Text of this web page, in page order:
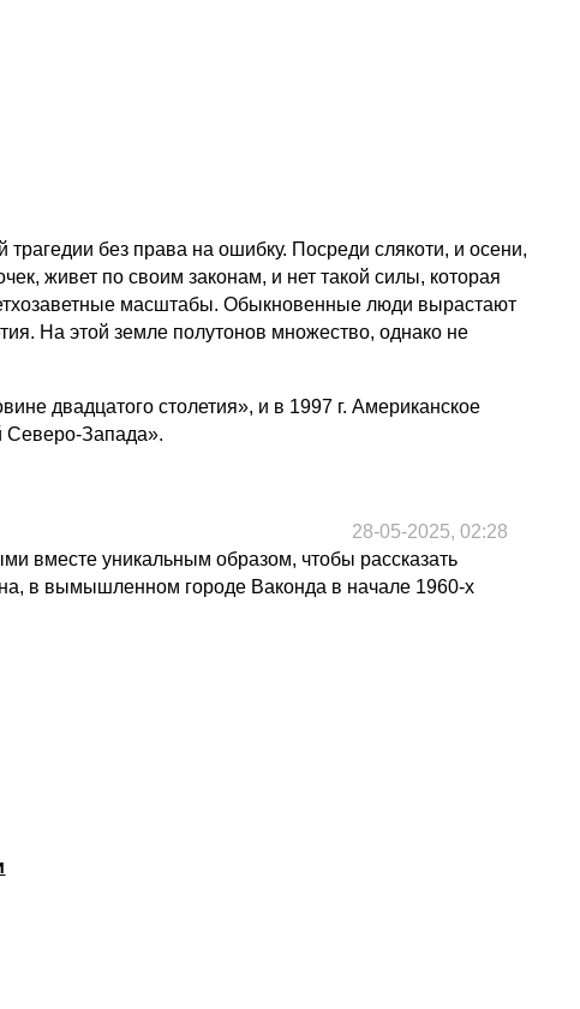
без права на ошибку. Посреди слякоти, и осени,
живет по своим законам, и нет такой силы, которая
масштабы. Обыкновенные люди вырастают
На этой земле полутонов множество, однако не
двадцатого столетия», и в 1997 г. Американское
Северо-Запада».
28-05-2025, 02:28
вместе уникальным образом, чтобы рассказать
в вымышленном городе Ваконда в начале 1960-х